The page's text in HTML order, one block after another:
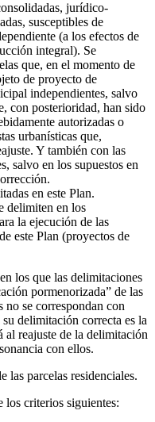
jurídico-
susceptibles de
(a los efectos de
integral). Se
que, en el momento de
de proyecto de
independientes, salvo
con posterioridad, han sido
autorizadas o
urbanísticas que,
Y también con las
salvo en los supuestos en
en este Plan.
delimiten en los
la ejecución de las
este Plan (proyectos de
los que las delimitaciones
pormenorizada” de las
se correspondan con
delimitación correcta es la
al reajuste de la delimitación
con ellos.
las parcelas residenciales.
los criterios siguientes: